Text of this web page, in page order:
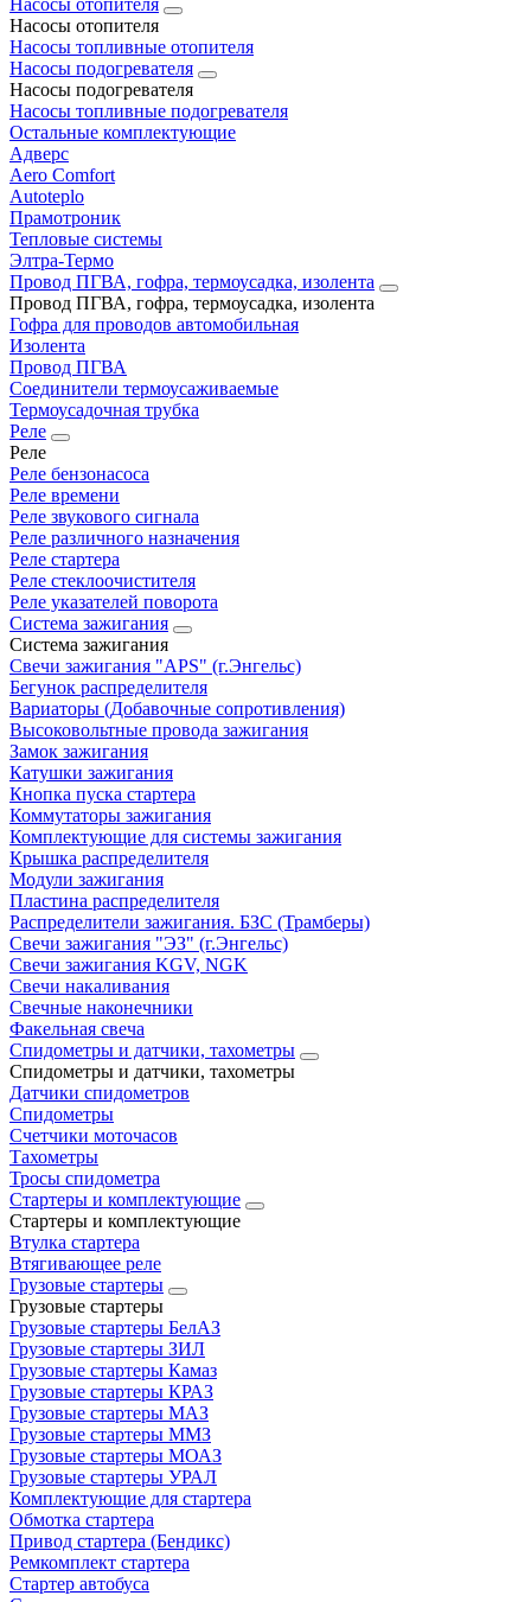
Насосы отопителя
Насосы отопителя
Насосы топливные отопителя
Насосы подогревателя
Насосы подогревателя
Насосы топливные подогревателя
Остальные комплектующие
Адверс
Aero Comfort
Autoteplo
Прамотроник
Тепловые системы
Элтра-Термо
Провод ПГВА, гофра, термоусадка, изолента
Провод ПГВА, гофра, термоусадка, изолента
Гофра для проводов автомобильная
Изолента
Провод ПГВА
Соединители термоусаживаемые
Термоусадочная трубка
Реле
Реле
Реле бензонасоса
Реле времени
Реле звукового сигнала
Реле различного назначения
Реле стартера
Реле стеклоочистителя
Реле указателей поворота
Система зажигания
Система зажигания
Свечи зажигания "APS" (г.Энгельс)
Бегунок распределителя
Вариаторы (Добавочные сопротивления)
Высоковольтные провода зажигания
Замок зажигания
Катушки зажигания
Кнопка пуска стартера
Коммутаторы зажигания
Комплектующие для системы зажигания
Крышка распределителя
Модули зажигания
Пластина распределителя
Распределители зажигания. БЗС (Трамберы)
Свечи зажигания "ЭЗ" (г.Энгельс)
Свечи зажигания KGV, NGK
Свечи накаливания
Свечные наконечники
Факельная свеча
Спидометры и датчики, тахометры
Спидометры и датчики, тахометры
Датчики спидометров
Спидометры
Счетчики моточасов
Тахометры
Тросы спидометра
Стартеры и комплектующие
Стартеры и комплектующие
Втулка стартера
Втягивающее реле
Грузовые стартеры
Грузовые стартеры
Грузовые стартеры БелАЗ
Грузовые стартеры ЗИЛ
Грузовые стартеры Камаз
Грузовые стартеры КРАЗ
Грузовые стартеры МАЗ
Грузовые стартеры ММЗ
Грузовые стартеры МОАЗ
Грузовые стартеры УРАЛ
Комплектующие для стартера
Обмотка стартера
Привод стартера (Бендикс)
Ремкомплект стартера
Стартер автобуса